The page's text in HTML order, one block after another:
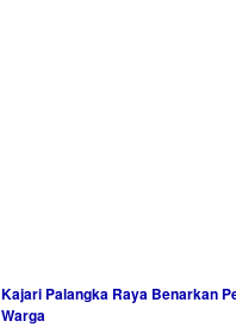
Kajari Palangka Raya Benarkan
Warga